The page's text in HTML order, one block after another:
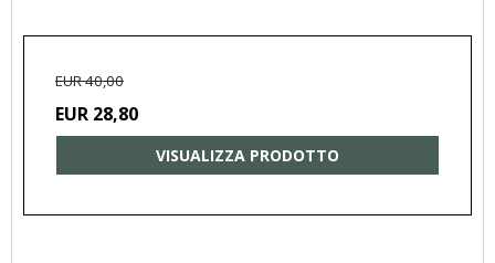
EUR 40,00
EUR 28,80
VISUALIZZA PRODOTTO